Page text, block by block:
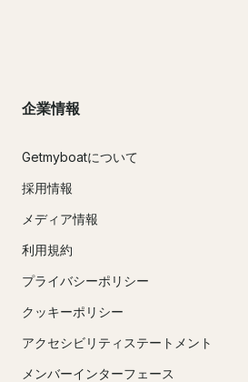
企業情報
Getmyboatについて
採用情報
メディア情報
利用規約
プライバシーポリシー
クッキーポリシー
アクセシビリティステートメント
メンバーインターフェース